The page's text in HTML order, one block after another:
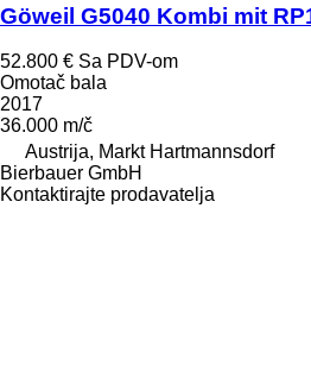
Göweil G5040 Kombi mit
52.800 € Sa PDV-om
Omotač bala
2017
36.000 m/č
Austrija, Markt Hartmannsdorf
Bierbauer GmbH
Kontaktirajte prodavatelja